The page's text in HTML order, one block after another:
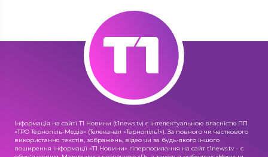
Інформація на сайті Т1 Новини (t1news.tv) є інтелектуальною власністю ПП
«ТРО Тернопіль-Медіа» (Телеканал «Тернопіль1»). За повного чи часткового
використання текстів, зображень, відео чи за будь-якого іншого
поширення інформації «Т1 Новини» гіперпосилання на сайт t1news.tv – є